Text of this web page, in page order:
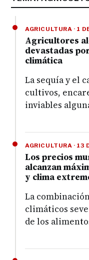
AGRICULTURA · 1
Agricultores
devastadas
climática
La sequía y el
cultivos,
inviables
AGRICULTURA · 13
Los precios
alcanzan
y clima
La
climáticos
de los